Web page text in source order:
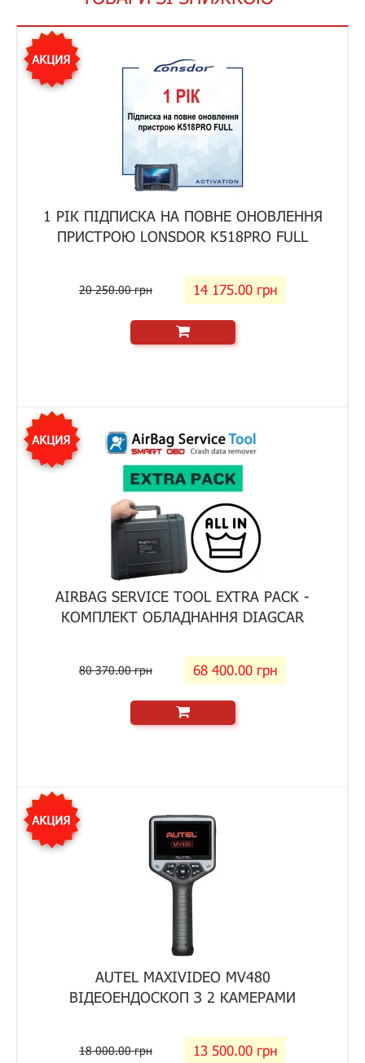
1 РІК ПІДПИСКА НА ПОВНЕ ОНОВЛЕННЯ
ПРИСТРОЮ LONSDOR K518PRO FULL
20 250.00 грн 14 175.00 грн
AIRBAG SERVICE TOOL EXTRA PACK -
КОМПЛЕКТ ОБЛАДНАННЯ DIAGCAR
80 370.00 грн 68 400.00 грн
AUTEL MAXIVIDEO MV480
ВІДЕОЕНДОСКОП З 2 КАМЕРАМИ
18 000.00 грн 13 500.00 грн